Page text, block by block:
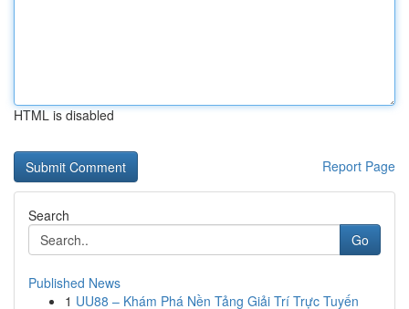
HTML is disabled
Report Page
Search
Go
Published News
1 UU88 – Khám Phá Nền Tảng Giải Trí Trực Tuyến